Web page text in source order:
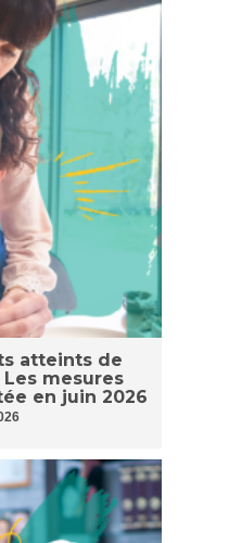
atteints de
mesures
en juin 2026